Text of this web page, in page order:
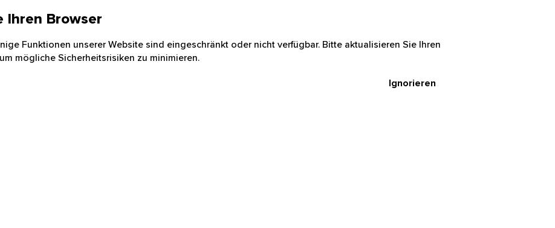
Ihren Browser
Funktionen unserer Website sind eingeschränkt oder nicht verfügbar. Bitte aktualisieren Sie Ihren
mögliche Sicherheitsrisiken zu minimieren.
Ignorieren